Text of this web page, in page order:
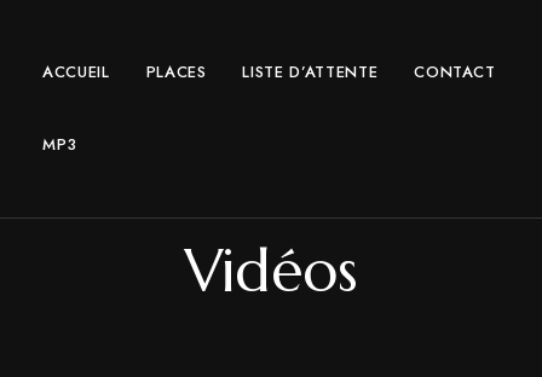
ACCUEIL PLACES LISTE D’ATTENTE CONTACT
MP3
Vidéos